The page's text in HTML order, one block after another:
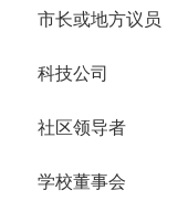
市长或地方议员
科技公司
社区领导者
学校董事会